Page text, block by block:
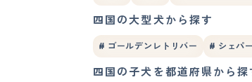
四国の大型犬から探す
# ゴールデンレトリバー # シェパ
四国の子犬を都道府県から探